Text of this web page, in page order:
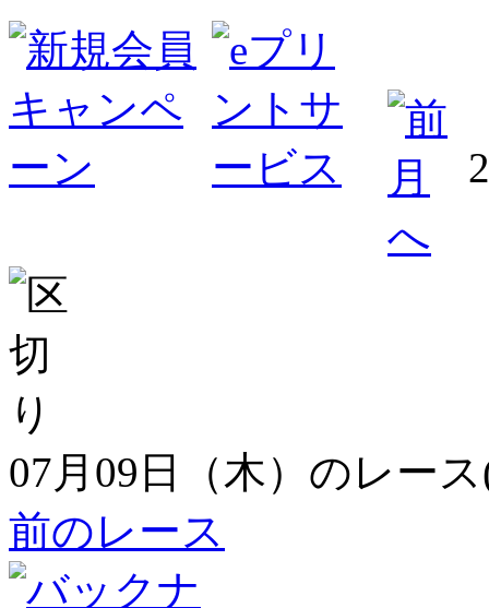
07月09日（木）のレー
前のレース